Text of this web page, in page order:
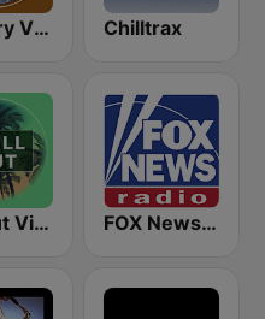
Country Vibes Chilltrax
Chillout Vibes FOX News Radio